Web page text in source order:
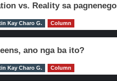
vs. Reality sa
Kay Charo G.
Column
ano nga ba ito?
Kay Charo G.
Column